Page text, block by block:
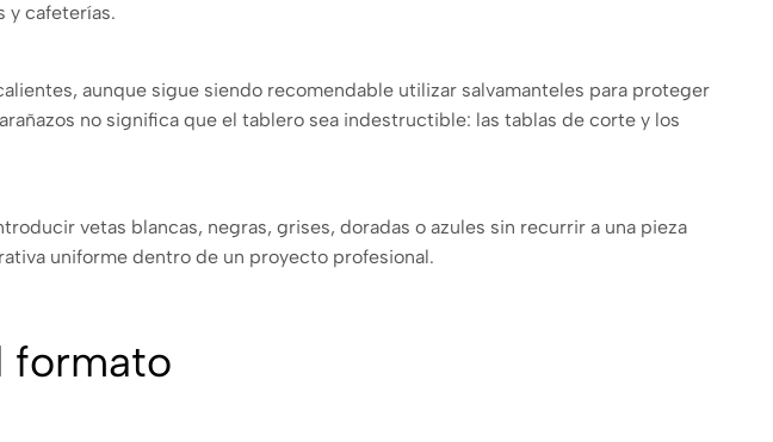
y cafeterías.
aunque sigue siendo recomendable utilizar salvamanteles para proteger
no significa que el tablero sea indestructible: las tablas de corte y los
vetas blancas, negras, grises, doradas o azules sin recurrir a una pieza
uniforme dentro de un proyecto profesional.
formato